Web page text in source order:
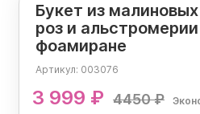
Букет из
роз и
фоамиране
Артикул: 003076
3 999 ₽ 4450 ₽